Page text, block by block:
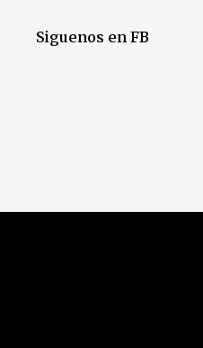
Siguenos en FB